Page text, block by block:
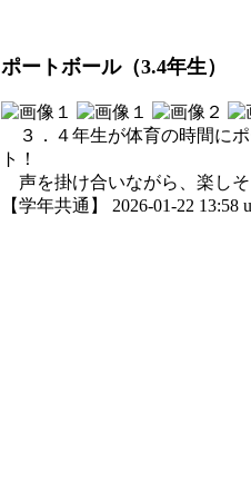
ポートボール（3.4年生）
３．４年生が体育の時間に
ト！
声を掛け合いながら、楽しそ
【学年共通】 2026-01-22 13:58